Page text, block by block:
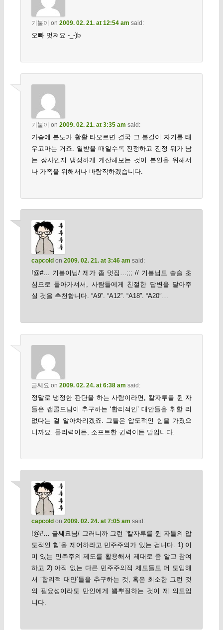
기불이 on 2009. 02. 21. at 12:54 am said:
오빠 멋져요 -_-)b
기불이 on 2009. 02. 21. at 3:35 am said:
가슴에 분노가 활활 타오르면 결국 그 불길이 자기를 태
우고마는 거죠. 열받을 때일수록 진정하고 진정 뭐가 남
는 장사인지 냉정하게 계산해보는 것이 본인을 위해서
나 가족을 위해서나 바람직하겠습니다.
capcold on 2009. 02. 21. at 3:46 am said:
!@#… 기불이님/ 제가 좀 멋집…;;; // 기불님도 슬슬 초
심으로 돌아가셔서, 사람들에게 친절한 답변을 달아주
실 것을 추천합니다. “A9”. “A12”. “A18”. “A20″…
글쎄요 on 2009. 02. 24. at 6:38 am said:
정말로 냉정한 판단을 하는 사람이라면, 칼자루를 쥔 자
들은 캡콜드님이 추구하는 ‘합리적인’ 대안들을 취할 리
없다는 걸 알아차리겠죠. 그들은 압도적인 힘을 가졌으
니까요. 물리력이든, 소프트한 권력이든 말입니다.
capcold on 2009. 02. 24. at 7:05 am said:
!@#… 글쎄요님/ 그러니까 그런 ‘칼자루를 쥔 자들의 압
도적인 힘’을 제어하라고 민주주의가 있는 겁니다. 1) 이
미 있는 민주주의 제도를 활용해서 제대로 좀 알고 참여
하고 2) 아직 없는 다른 민주주의적 제도들도 더 도입해
서 ‘합리적 대안’들을 추구하는 것, 혹은 최소한 그런 것
의 필요성이라도 만인에게 뽐뿌질하는 것이 제 의도입
니다.